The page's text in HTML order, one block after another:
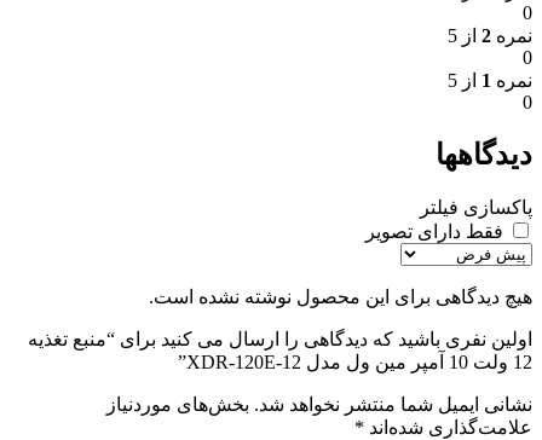
0
نمره 2 از 5
0
نمره 1 از 5
0
دیدگاهها
پاکسازی فیلتر
فقط دارای تصویر
هیچ دیدگاهی برای این محصول نوشته نشده است.
اولین نفری باشید که دیدگاهی را ارسال می کنید برای “منبع تغذیه
12 ولت 10 آمپر مین ول مدل XDR-120E-12”
نشانی ایمیل شما منتشر نخواهد شد. بخش‌های موردنیاز
علامت‌گذاری شده‌اند *